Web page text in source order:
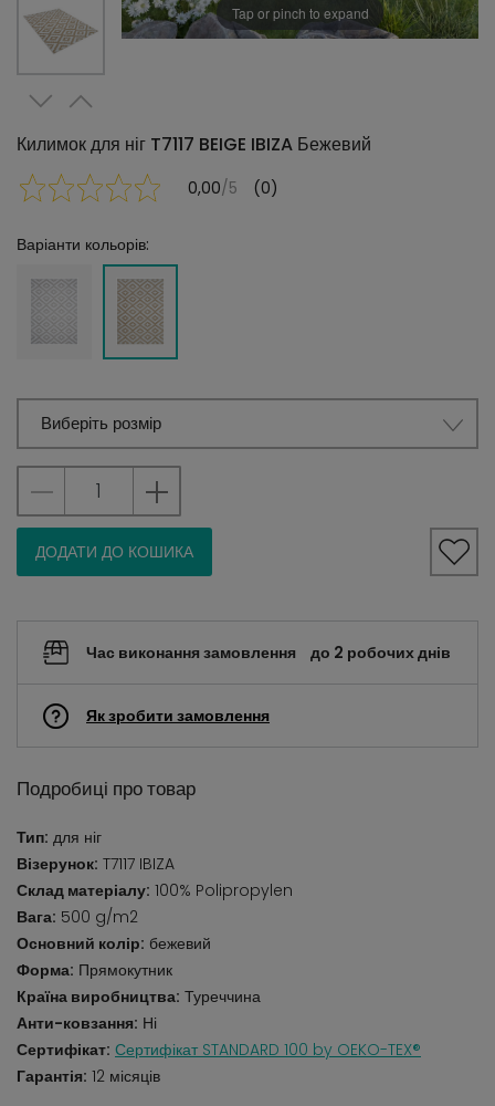
Tap or pinch to expand
Килимок для ніг T7117 BEIGE IBIZA Бежевий
0,00/5 (0)
Варіанти кольорів:
Виберіть розмір
ДОДАТИ ДО КОШИКА
Час виконання замовлення до 2 робочих днів
Як зробити замовлення
Подробиці про товар
Тип: для ніг
Візерунок: T7117 IBIZA
Склад матеріалу: 100% Polipropylen
Вага: 500 g/m2
Основний колір: бежевий
Форма: Прямокутник
Країна виробництва: Туреччина
Анти-ковзання: Ні
Сертифікат: Сертифікат STANDARD 100 by OEKO-TEX®
Гарантія: 12 місяців